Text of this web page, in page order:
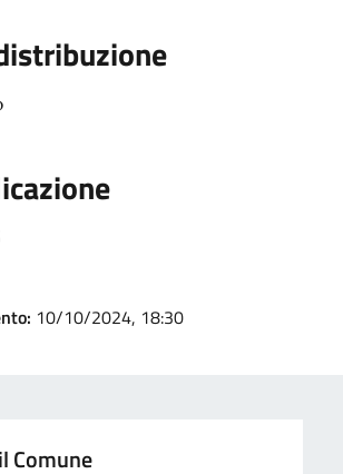
10/10/2024, 18:30
Comune